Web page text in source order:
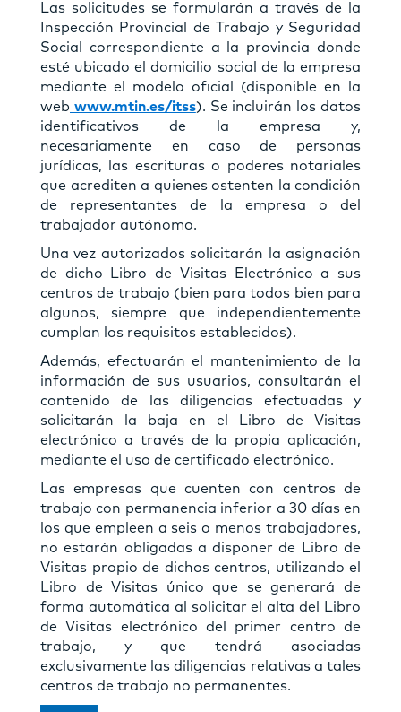
Las solicitudes se formularán a través de la
Inspección Provincial de Trabajo y Seguridad
Social correspondiente a la provincia donde
esté ubicado el domicilio social de la empresa
mediante el modelo oﬁcial (disponible en la
web www.mtin.es/itss). Se incluirán los datos
identiﬁcativos de la empresa y,
necesariamente en caso de personas
jurídicas, las escrituras o poderes notariales
que acrediten a quienes ostenten la condición
de representantes de la empresa o del
trabajador autónomo.
Una vez autorizados solicitarán la asignación
de dicho Libro de Visitas Electrónico a sus
centros de trabajo (bien para todos bien para
algunos, siempre que independientemente
cumplan los requisitos establecidos).
Además, efectuarán el mantenimiento de la
información de sus usuarios, consultarán el
contenido de las diligencias efectuadas y
solicitarán la baja en el Libro de Visitas
electrónico a través de la propia aplicación,
mediante el uso de certiﬁcado electrónico.
Las empresas que cuenten con centros de
trabajo con permanencia inferior a 30 días en
los que empleen a seis o menos trabajadores,
no estarán obligadas a disponer de Libro de
Visitas propio de dichos centros, utilizando el
Libro de Visitas único que se generará de
forma automática al solicitar el alta del Libro
de Visitas electrónico del primer centro de
trabajo, y que tendrá asociadas
exclusivamente las diligencias relativas a tales
centros de trabajo no permanentes.